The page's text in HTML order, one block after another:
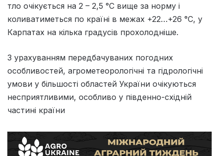
тло очікується на 2 – 2,5 °С вище за норму і
коливатиметься по країні в межах +22…+26 °С, у
Карпатах на кілька градусів прохолодніше.
З урахуванням передбачуваних погодних
особливостей, агрометеорологічні та гідрологічні
умови у більшості областей України очікуються
несприятливими, особливо у південно-східній
частині країни